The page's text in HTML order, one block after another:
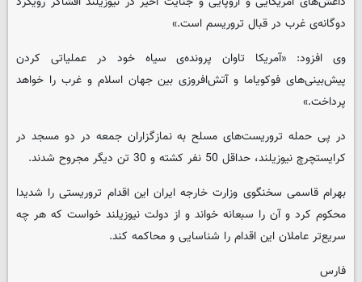
دوگانه‌ی غرب در قبال تروریسم است.»
وی افزود: «آمریکا تاوان پرونده‌ی سیاه خود در عملیاتی کردن
پیش‌بینی‌های فوکویاما و آتش‌افروزی بین جهان اسلام و غرب را خواهد
پرداخت.»
در پی حمله تروریست‌های مسلح به نمازگزاران جمعه در دو مسجد در
کرایستچرچ نیوزیلند، حداقل 50 نفر کشته و 30 تن دیگر مجروح شدند.
بهرام قاسمی سخنگوی وزارت خارجه ایران این اقدام تروریستی را شدیدا
محکوم کرد و آن را سبعانه خواند و از دولت نیوزیلند خواست که هر چه
سریع‌تر عاملان این اقدام را شناسایی و محاکمه کند.
فارس